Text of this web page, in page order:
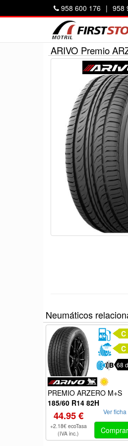
958 600 176 | 958
ARIVO Premio
Neumáticos
C
C
68
PREMIO ARZERO M+S
185/60 R14 82H
44.95 €
+2.18€ ecoTasa
(IVA inc.)
Ver ficha
Comprar